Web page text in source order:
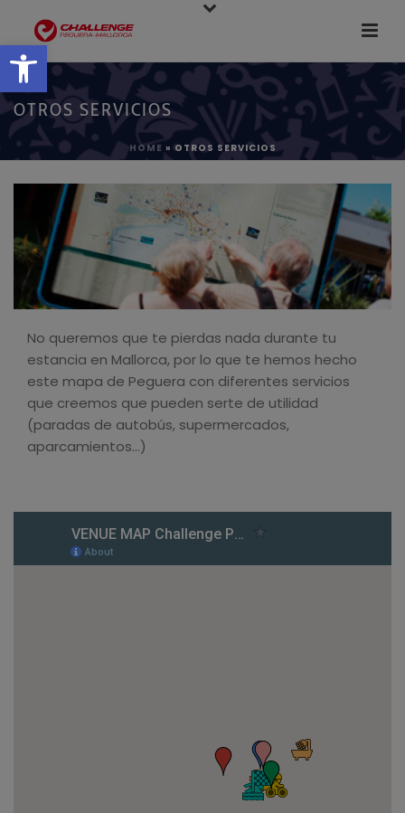
Abrir barra de herramientas
OTROS SERVICIOS
HOME »OTROS SERVICIOS
No queremos que te pierdas nada durante tu
estancia en Mallorca, por lo que te hemos hecho
este mapa de Peguera con diferentes servicios
que creemos que pueden serte de utilidad
(paradas de autobús, supermercados,
aparcamientos…)